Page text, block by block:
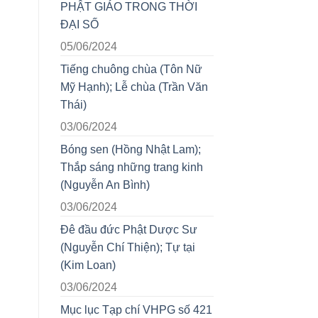
PHẬT GIÁO TRONG THỜI
ĐẠI SỐ
05/06/2024
Tiếng chuông chùa (Tôn Nữ
Mỹ Hạnh); Lễ chùa (Trần Văn
Thái)
03/06/2024
Bóng sen (Hồng Nhật Lam);
Thắp sáng những trang kinh
(Nguyễn An Bình)
03/06/2024
Đê đầu đức Phật Dược Sư
(Nguyễn Chí Thiện); Tự tại
(Kim Loan)
03/06/2024
Mục lục Tạp chí VHPG số 421